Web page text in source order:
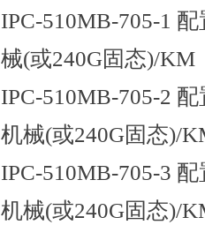
IPC-510MB-705-1
械(或240G固态)/KM
IPC-510MB-705-2
机械(或240G固态)/
IPC-510MB-705-3
机械(或240G固态)/